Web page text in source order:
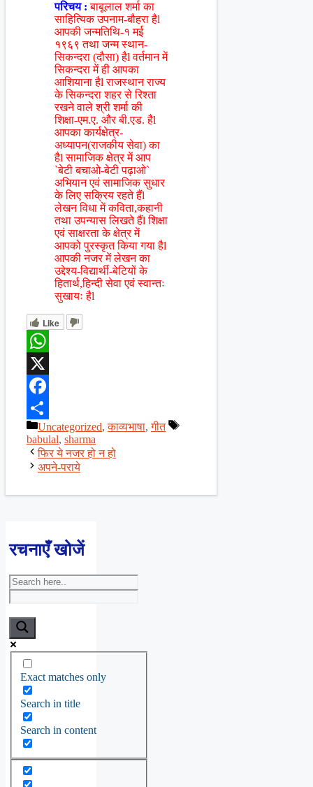
परिचय :बाबूलाल शर्मा का
साहित्यिक उपनाम-बौहरा हैl
आपकी जन्मतिथि-१ मई
१९६९ तथा जन्म स्थान-
सिकन्दरा (दौसा) हैl वर्तमान में
सिकन्दरा में ही आपका
आशियाना हैl राजस्थान राज्य
के सिकन्दरा शहर से रिश्ता
रखने वाले श्री शर्मा की
शिक्षा-एम.ए. और बी.एड. हैl
आपका कार्यक्षेत्र-
अध्यापन(राजकीय सेवा) का
हैl सामाजिक क्षेत्र में आप
`बेटी बचाओ-बेटी पढ़ाओ`
अभियान एवं सामाजिक सुधार
के लिए सक्रिय रहते हैंl
लेखन विधा में कविता,कहानी
तथा उपन्यास लिखते हैंl शिक्षा
एवं साक्षरता के क्षेत्र में
आपको पुरस्कृत किया गया हैl
आपकी नजर में लेखन का
उद्देश्य-विद्यार्थी-बेटियों के
हितार्थ,हिन्दी सेवा एवं स्वान्तः
सुखायः हैl
Like
WhatsApp
X
Facebook
Share
Categories
Uncategorized,काव्यभाषा,गीत
Tags
babulal, sharma
फिर ये नजर हो न हो
अपने-पराये
रचनाएँ खोजें
Exact matches only
Search in title
Search in content